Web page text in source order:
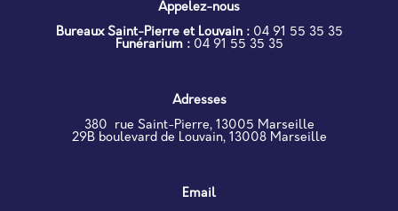
Appelez-nous
Bureaux Saint-Pierre et Louvain :04 91 55 35 35
Funérarium :04 91 55 35 35
Adresses
380 rue Saint-Pierre, 13005 Marseille
29B boulevard de Louvain, 13008 Marseille
Email